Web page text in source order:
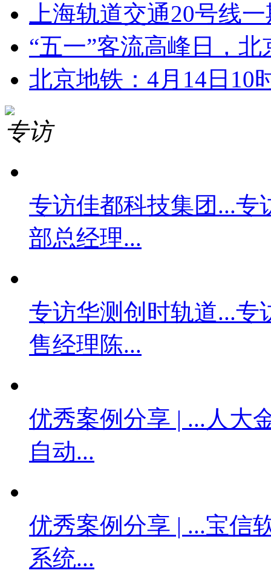
上海轨道交通20号线
“五一”客流高峰日，北
北京地铁：4月14日10
专访
专访佳都科技集团...专
部总经理...
专访华测创时轨道...专
售经理陈...
优秀案例分享 | ... 人大
自动...
优秀案例分享 | ...宝信
系统...